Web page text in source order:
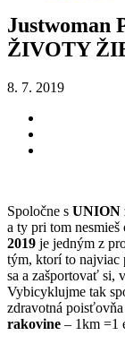
Justwoman
ŽIVOTY
8. 7. 2019
Spoločne s UNION
a ty pri tom
2019 je jedným z
tým, ktorí to najviac
sa a zašportovať si,
Vybicyklujme tak
zdravotná
rakovine – 1km =1